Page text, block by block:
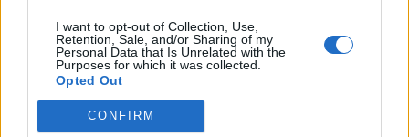
I want to opt-out of Collection, Use,
Retention, Sale, and/or Sharing of my
Personal Data that Is Unrelated with the
Purposes for which it was collected.
Opted Out
CONFIRM
më vonë këngëtaret
(FOTO LAJM)
surprizon rrjetin (VIDEO)